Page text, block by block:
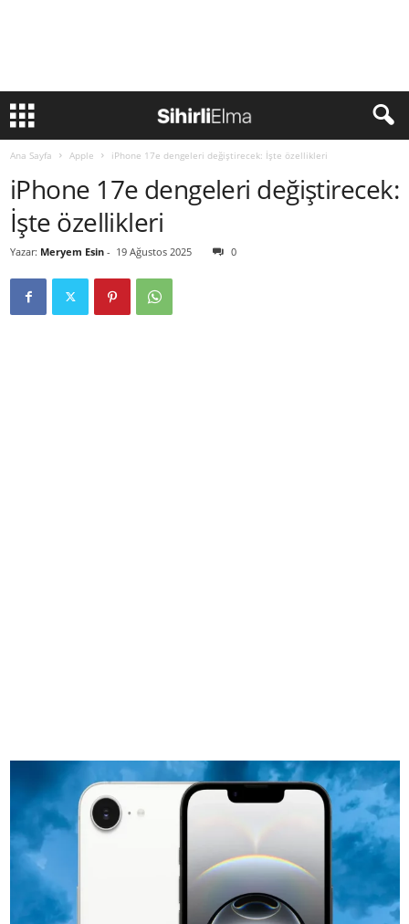
Ana Sayfa Apple iPhone 17e dengeleri değiştirecek: İşte özellikleri
iPhone 17e dengeleri değiştirecek:
İşte özellikleri
Yazar: Meryem Esin - 19 Ağustos 2025 0